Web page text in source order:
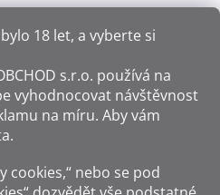
18 let, a vyberte si
s.r.o. používá na
vyhodnocovat návštěvnost
na míru. Aby vám
cookies,“ nebo se pod
dopravy: